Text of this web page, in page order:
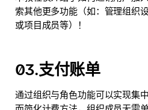
索其他更多功能（如：管理组织
或项目成员等）！
03.支付账单
通过组织与角色功能可以实现集